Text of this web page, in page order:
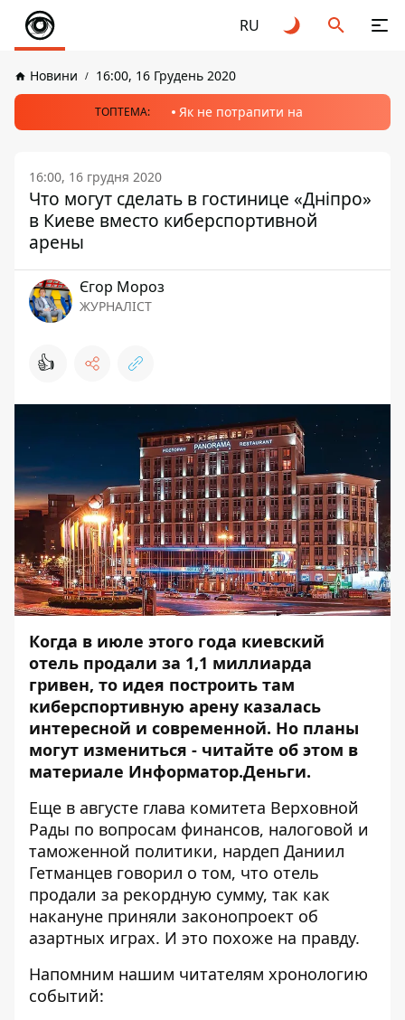
RU
Новини 16:00, 16 Грудень 2020
ТОПТЕМА: Як не потрапити на
16:00, 16 грудня 2020
Что могут сделать в гостинице «Дніпро»
в Киеве вместо киберспортивной
арены
Єгор Мороз
ЖУРНАЛІСТ
👍
Когда в июле этого года киевский
отель продали за 1,1 миллиарда
гривен, то идея построить там
киберспортивную арену казалась
интересной и современной. Но планы
могут измениться - читайте об этом в
материале Информатор.Деньги.
Еще в августе глава комитета Верховной
Рады по вопросам финансов, налоговой и
таможенной политики, нардеп Даниил
Гетманцев говорил о том, что отель
продали за рекордную сумму, так как
накануне приняли законопроект об
азартных играх. И это похоже на правду.
Напомним нашим читателям хронологию
событий: